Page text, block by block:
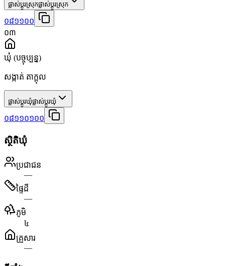
ផ្លាស់ប្តូរស្រុកផ្លាស់ប្តូរស្រុក
០៨១១០០
០៣
ឃុំ (បច្ចុប្បន្ន)
សង្កាត់ តាក្ដុល
ផ្លាស់ប្តូរឃុំផ្លាស់ប្តូរឃុំ
០៨១១០១០០
ស្ថិតិឃុំ
ប្រជាជន
—
ផ្ទៃដី
—
ភូមិ
៤
គ្រួសារ
—